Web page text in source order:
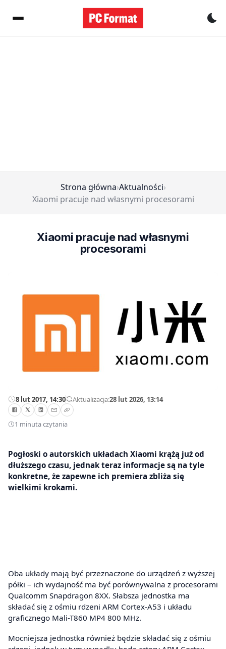
Strona główna›Aktualności›
Xiaomi pracuje nad własnymi procesorami
Xiaomi pracuje nad własnymi
procesorami
8 lut 2017, 14:30—Aktualizacja:28 lut 2026, 13:14
1 minuta czytania
Pogłoski o autorskich układach Xiaomi krążą już od
dłuższego czasu, jednak teraz informacje są na tyle
konkretne, że zapewne ich premiera zbliża się
wielkimi krokami.
Oba układy mają być przeznaczone do urządzeń z wyższej
półki – ich wydajność ma być porównywalna z procesorami
Qualcomm Snapdragon 8XX. Słabsza jednostka ma
składać się z ośmiu rdzeni ARM Cortex-A53 i układu
graficznego Mali-T860 MP4 800 MHz.
Mocniejsza jednostka również będzie składać się z ośmiu